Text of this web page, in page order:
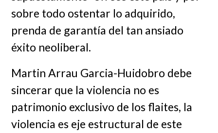
sobre todo ostentar lo adquirido,
prenda de garantía del tan ansiado
éxito neoliberal.
Martin Arrau Garcia-Huidobro debe
sincerar que la violencia no es
patrimonio exclusivo de los flaites, la
violencia es eje estructural de este